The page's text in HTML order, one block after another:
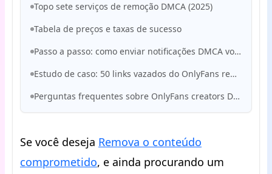
Topo sete serviços de remoção DMCA (2025)
Tabela de preços e taxas de sucesso
Passo a passo: como enviar notificações DMCA você mesmo
Estudo de caso: 50 links vazados do OnlyFans removidos em 24 horas
Perguntas frequentes sobre OnlyFans creators DMCA remoção
Se você deseja Remova o conteúdo
comprometido, e ainda procurando um